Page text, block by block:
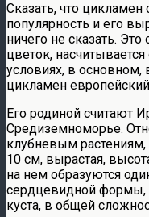
Сказать, что
популярность и его
ничего не сказать.
цветок,
условиях, в
цикламен
Его родиной считают
Средиземноморье.
клубневым
10 см, вырастая,
на нем образуются
сердцевидной формы,
куста, в общей